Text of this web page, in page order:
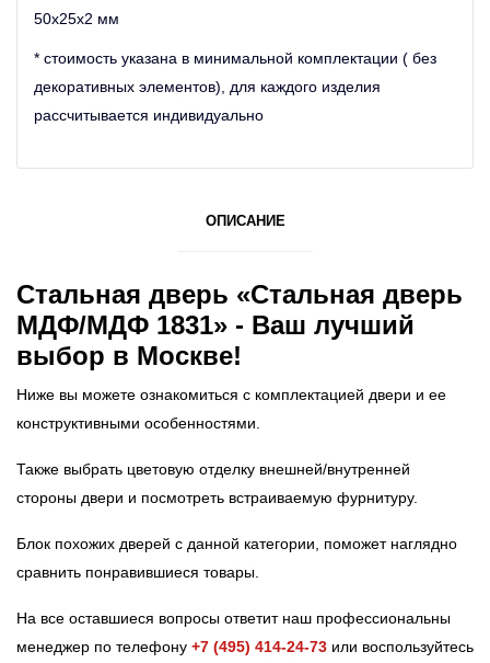
50х25х2 мм
* стоимость указана в минимальной комплектации ( без
декоративных элементов), для каждого изделия
рассчитывается индивидуально
ОПИСАНИЕ
Стальная дверь «Стальная дверь
МДФ/МДФ 1831» - Ваш лучший
выбор в Москве!
Ниже вы можете ознакомиться с комплектацией двери и ее
конструктивными особенностями.
Также выбрать цветовую отделку внешней/внутренней
стороны двери и посмотреть встраиваемую фурнитуру.
Блок похожих дверей с данной категории, поможет наглядно
сравнить понравившиеся товары.
На все оставшиеся вопросы ответит наш профессиональны
менеджер по телефону +7 (495) 414-24-73 или воспользуйтесь